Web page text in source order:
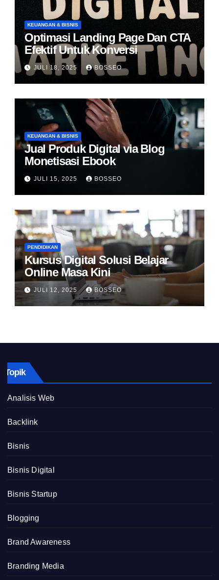
KEUANGAN & BISNIS
Optimasi Landing Page Dan CTA
Efektif Untuk Konversi
JULI 18, 2025 BOSSEO
KEUANGAN & BISNIS
Jual Produk Digital via Blog
Monetisasi Ebook
JULI 15, 2025 BOSSEO
PENDIDIKAN
Kursus Digital Solusi Belajar
Online Masa Kini
JULI 12, 2025 BOSSEO
Topik
Analisis Web
Backlink
Bisnis
Bisnis Digital
Bisnis Startup
Blogging
Brand Awareness
Branding Media